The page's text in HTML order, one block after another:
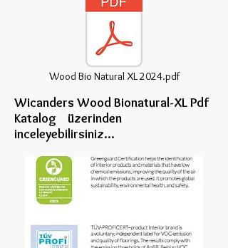
Wood Bio Natural XL 2024.pdf
Wicanders Wood Bionatural-XL Pdf
Katalog üzerinden
inceleyebilirsiniz...